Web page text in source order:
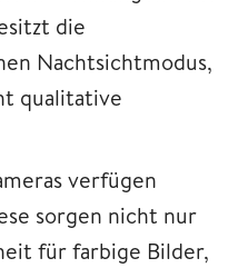
die
Nachtsichtmodus,
qualitative
verfügen
sorgen nicht nur
für farbige Bilder,